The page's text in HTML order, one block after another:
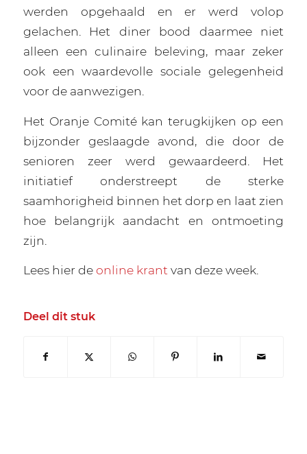
werden opgehaald en er werd volop
gelachen. Het diner bood daarmee niet
alleen een culinaire beleving, maar zeker
ook een waardevolle sociale gelegenheid
voor de aanwezigen.
Het Oranje Comité kan terugkijken op een
bijzonder geslaagde avond, die door de
senioren zeer werd gewaardeerd. Het
initiatief onderstreept de sterke
saamhorigheid binnen het dorp en laat zien
hoe belangrijk aandacht en ontmoeting
zijn.
Lees hier deonline krant van deze week.
Deel dit stuk